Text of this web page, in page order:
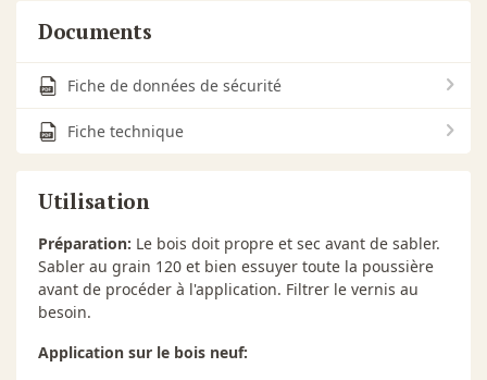
Documents
Fiche de données de sécurité
Fiche technique
Utilisation
Préparation:
Sabler au grain 120 et bien essuyer toute la poussière
avant de procéder à l'application. Filtrer le vernis au
besoin.
Application sur le bois neuf: